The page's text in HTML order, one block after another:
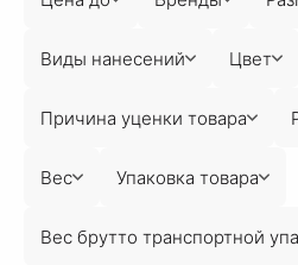
Виды нанесений Цвет
Причина уценки товара
Вес Упаковка товара
Вес брутто транспортной